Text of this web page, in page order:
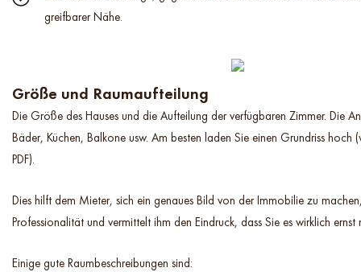
greifbarer Nähe.
Größe und Raumaufteilung
Die Größe des Hauses und die Aufteilung der verfügbaren Zimmer. Die
Bäder, Küchen, Balkone usw. Am besten laden Sie einen Grundriss hoch
PDF).
Dies hilft dem Mieter, sich ein genaues Bild von der Immobilie zu
Professionalität und vermittelt ihm den Eindruck, dass Sie es wirklich ernst
Einige gute Raumbeschreibungen sind: